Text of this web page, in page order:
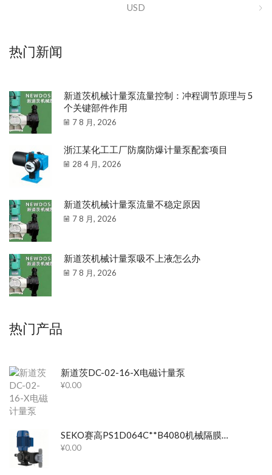
USD
热门新闻
新道茨机械计量泵流量控制：冲程调节原理与 5
个关键部件作用
7 8 月, 2026
浙江某化工工厂防腐防爆计量泵配套项目
28 4 月, 2026
新道茨机械计量泵流量不稳定原因
7 8 月, 2026
新道茨机械计量泵吸不上液怎么办
7 8 月, 2026
热门产品
新道茨DC-02-16-X电磁计量泵
¥0.00
¥0.00